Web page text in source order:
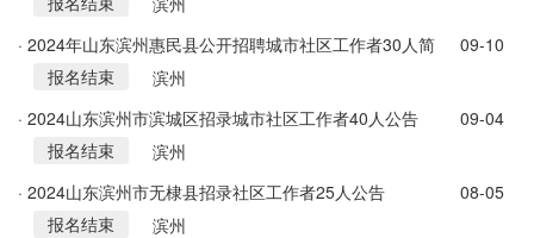
· 2024年山东滨州惠民县公开招聘城市社区工作者30人简
09-10
报名结束
滨州
· 2024山东滨州市滨城区招录城市社区工作者40人公告
09-04
报名结束
滨州
· 2024山东滨州市无棣县招录社区工作者25人公告
08-05
报名结束
滨州